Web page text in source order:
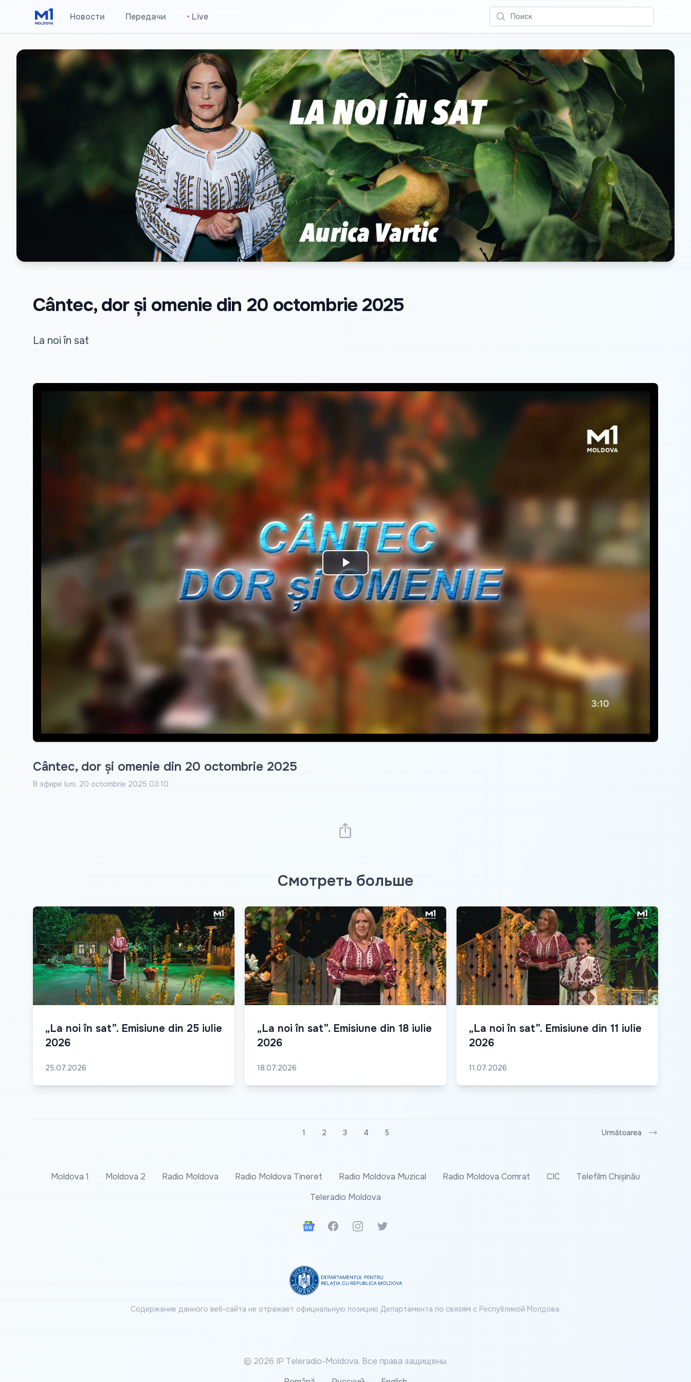
Новости Передачи • Live Поиск
Cântec, dor și omenie din 20 octombrie 2025
La noi în sat
Play
Video
Cântec, dor și omenie din 20 octombrie 2025
В эфире luni, 20 octombrie 2025 03:10
Смотреть больше
„La noi în sat”. Emisiune din 25 iulie
2026
25.07.2026
„La noi în sat”. Emisiune din 18 iulie
2026
18.07.2026
„La noi în sat”. Emisiune din 11 iulie
2026
11.07.2026
1 2 3 4 5 Următoarea
Moldova 1 Moldova 2 Radio Moldova Radio Moldova Tineret Radio Moldova Muzical Radio Moldova Comrat CIC
Telefilm Chișinău
Teleradio Moldova
Google News
FacebookInstagramTwitter
Содержание данного веб-сайта не отражает официальную позицию Департамента по связям с Республикой Молдова.
© 2026 IP Teleradio-Moldova. Все права защищены.